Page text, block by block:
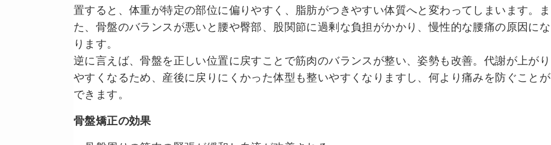
置すると、体重が特定の部位に偏りやすく、脂肪がつきやすい体質へと変わってしまいます。ま
た、骨盤のバランスが悪いと腰や臀部、股関節に過剰な負担がかかり、慢性的な腰痛の原因にな
ります。
逆に言えば、骨盤を正しい位置に戻すことで筋肉のバランスが整い、姿勢も改善。代謝が上がり
やすくなるため、産後に戻りにくかった体型も整いやすくなりますし、何より痛みを防ぐことが
できます。
骨盤矯正の効果